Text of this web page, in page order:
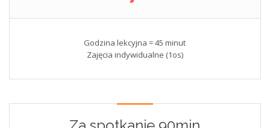
Godzina lekcyjna = 45 minut
Zajęcia indywidualne (1os)